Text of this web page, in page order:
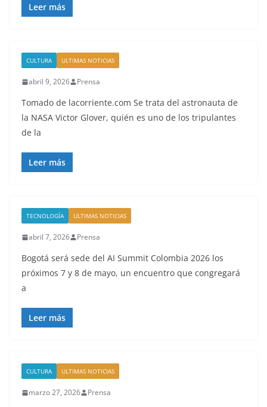
Leer más
CULTURA ULTIMAS NOTICIAS
abril 9, 2026 Prensa
Tomado de lacorriente.com Se trata del astronauta de
la NASA Victor Glover, quién es uno de los tripulantes
de la
Leer más
TECNOLOGÍA ULTIMAS NOTICIAS
abril 7, 2026 Prensa
Bogotá será sede del AI Summit Colombia 2026 los
próximos 7 y 8 de mayo, un encuentro que congregará
a
Leer más
CULTURA ULTIMAS NOTICIAS
marzo 27, 2026 Prensa